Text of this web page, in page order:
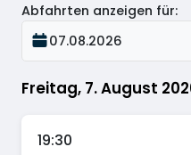
Freitag, 7. August
Abfahrten anzeigen für:
07.08.2026
19:30